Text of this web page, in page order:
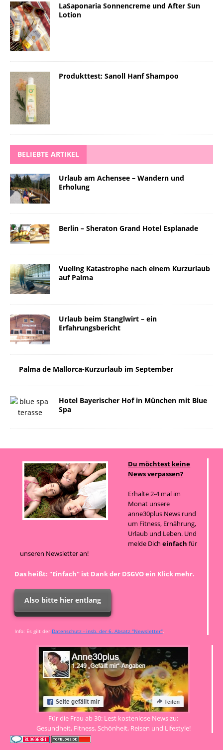
LaSaponaria Sonnencreme und After Sun
Lotion
Produkttest: Sanoll Hanf Shampoo
BELIEBTE ARTIKEL
Urlaub am Achensee – Wandern und
Erholung
Berlin – Sheraton Grand Hotel Esplanade
Vueling Katastrophe nach einem Kurzurlaub
auf Palma
Urlaub beim Stanglwirt – ein
Erfahrungsbericht
Palma de Mallorca-Kurzurlaub im September
Hotel Bayerischer Hof in München mit Blue
Spa
Du möchtest keine
News verpassen?
Erhalte 2-4 mal im
Monat unsere
anne30plus News rund
um Fitness, Ernährung,
Urlaub und Leben. Und
melde Dicheinfach für
unseren Newsletter an!
Das heißt: "Einfach" ist Dank der DSGVO ein Klick mehr.
Also bitte hier entlang
Info: Es gilt der Datenschutz - insb. der 6. Absatz "Newsletter".
Für die Frau ab 30: Lest kostenlose News zu:
Gesundheit, Fitness, Schönheit, Reisen und Lifestyle!